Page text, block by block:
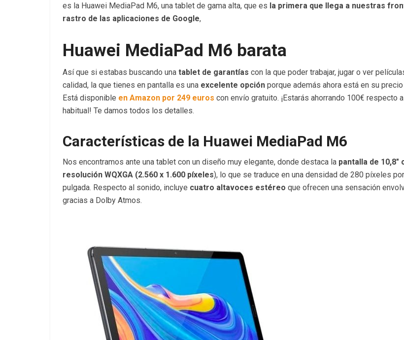
es la Huawei MediaPad M6, una tablet de gama alta, que es la primera que llega a nuestras
rastro de las aplicaciones de Google,
Huawei MediaPad M6 barata
Así que si estabas buscando una tablet de garantías con la que poder trabajar, jugar o ver
calidad, la que tienes en pantalla es una excelente opción porque además ahora está en su
Está disponible en Amazon por 249 euros con envío gratuito. ¡Estarás ahorrando 100€ respecto
habitual! Te damos todos los detalles.
Características de la Huawei MediaPad M6
Nos encontramos ante una tablet con un diseño muy elegante, donde destaca la pantalla de 10,8″
resolución WQXGA (2.560 x 1.600 píxeles), lo que se traduce en una densidad de 280 píxeles por
pulgada. Respecto al sonido, incluye cuatro altavoces estéreo que ofrecen una sensación
gracias a Dolby Atmos.